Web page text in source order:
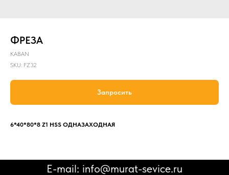
ФРЕЗА
KABAN
SKU: FZ32
Запросить
6*40*80*8 Z1 HSS ОДНАЗАХОДНАЯ
E-mail: info@murat-sevice.ru